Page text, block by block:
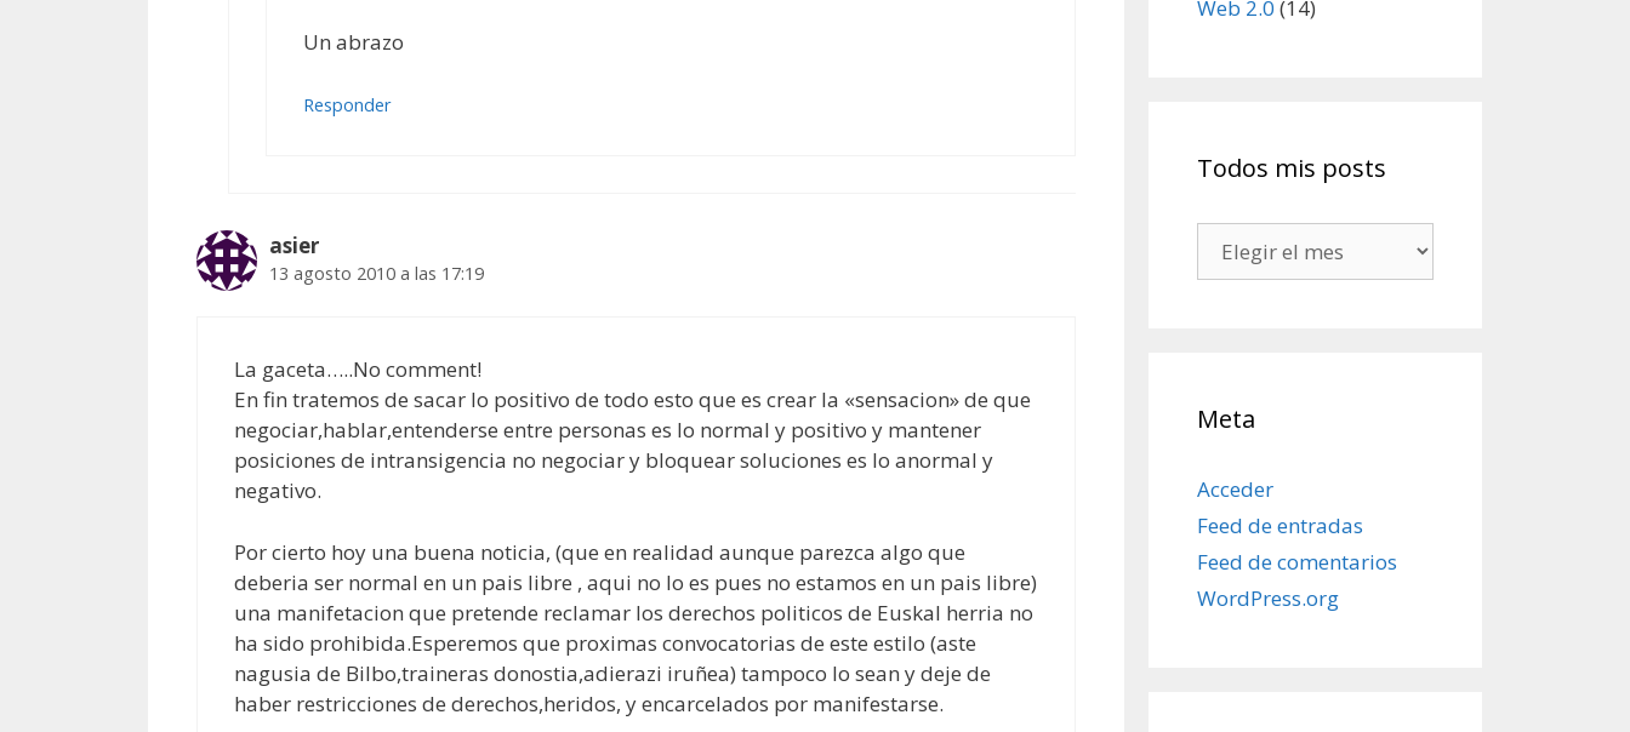
Un abrazo
Responder
asier
13 agosto 2010 a las 17:19
La gaceta…..No comment!
En fin tratemos de sacar lo positivo de todo esto que es crear la «sensacion» de que
negociar,hablar,entenderse entre personas es lo normal y positivo y mantener
posiciones de intransigencia no negociar y bloquear soluciones es lo anormal y
negativo.
Por cierto hoy una buena noticia, (que en realidad aunque parezca algo que
deberia ser normal en un pais libre , aqui no lo es pues no estamos en un pais libre)
una manifetacion que pretende reclamar los derechos politicos de Euskal herria no
ha sido prohibida.Esperemos que proximas convocatorias de este estilo (aste
nagusia de Bilbo,traineras donostia,adierazi iruñea) tampoco lo sean y deje de
haber restricciones de derechos,heridos, y encarcelados por manifestarse.
Web 2.0 (14)
Todos mis posts
mis
Meta
Acceder
Feed de entradas
Feed de comentarios
WordPress.org